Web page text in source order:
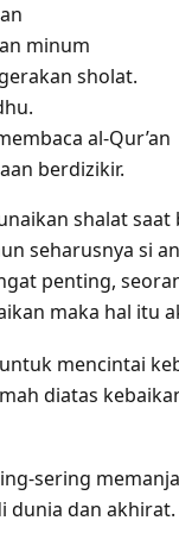
minum
sholat.
al-Qur’an
berdizikir.
shalat
seharusnya si
penting,
maka hal itu
mencintai
diatas
sering
dunia dan